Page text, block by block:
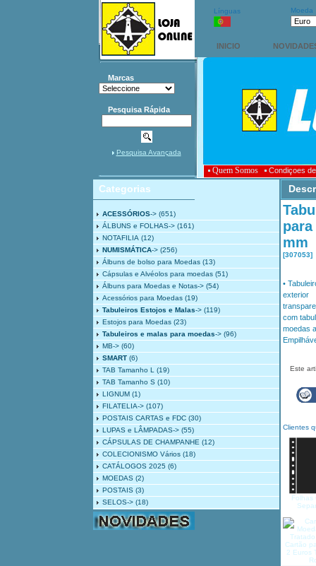
Línguas Moeda
INICIO
Marcas
Pesquisa Rápida
Pesquisa Avançada
Quem Somos Condiçoes
Categorias
ACESSÓRIOS-> (651)
ÁLBUNS e FOLHAS-> (161)
NOTAFILIA (12)
NUMISMÁTICA-> (256)
Álbuns de bolso para Moedas (13)
Cápsulas e Alvéolos para moedas (51)
Álbuns para Moedas e Notas-> (54)
Acessórios para Moedas (19)
Tabuleiros Estojos e Malas-> (119)
Estojos para Moedas (23)
Tabuleiros e malas para moedas-> (96)
MB-> (60)
SMART (6)
TAB Tamanho L
(19)
TAB Tamanho S (10)
LIGNUM (1)
FILATELIA-> (107)
POSTAIS CARTAS e FDC (30)
LUPAS e LÂMPADAS-> (55)
CÁPSULAS DE CHAMPANHE (12)
COLECIONISMO Vários (18)
CATÁLOGOS 2025 (6)
MOEDAS (2)
POSTAIS (3)
SELOS-> (18)
mm
[307053]
•
exterior
com
moedas
Este
Clientes
Folhas
Cartão
2 Euros